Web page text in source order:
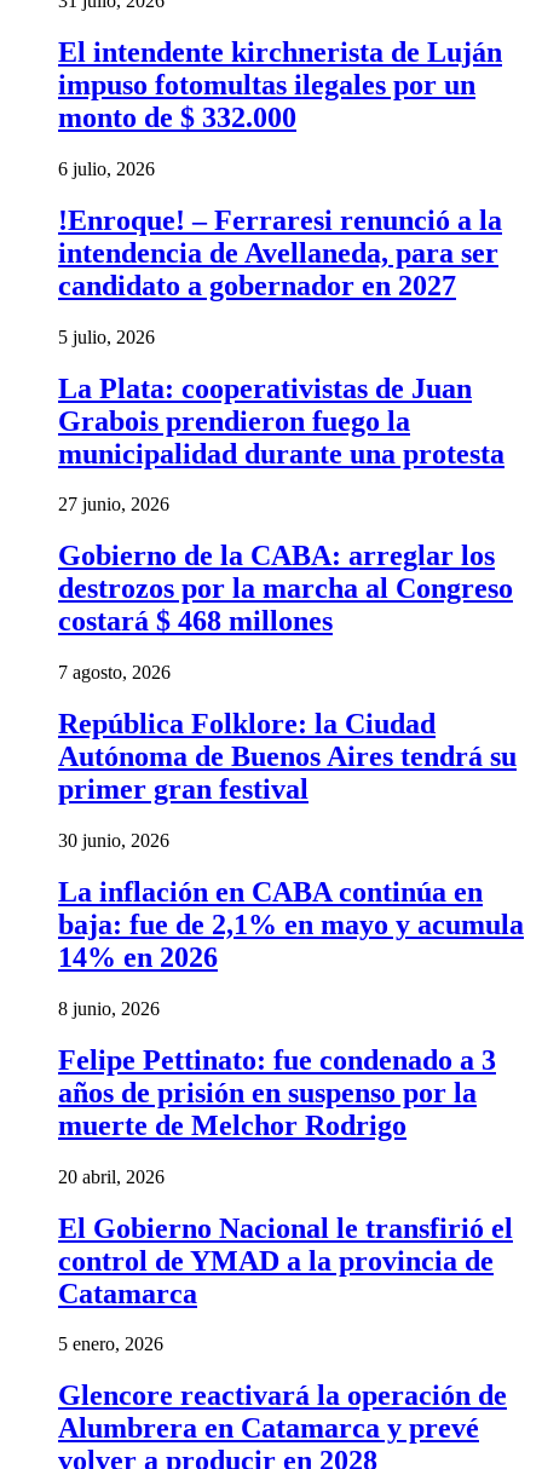
El intendente kirchnerista de Luján
impuso fotomultas ilegales por un
monto de $ 332.000
6 julio, 2026
!Enroque! – Ferraresi renunció a la
intendencia de Avellaneda, para ser
candidato a gobernador en 2027
5 julio, 2026
La Plata: cooperativistas de Juan
Grabois prendieron fuego la
municipalidad durante una protesta
27 junio, 2026
Gobierno de la CABA: arreglar los
destrozos por la marcha al Congreso
costará $ 468 millones
7 agosto, 2026
República Folklore: la Ciudad
Autónoma de Buenos Aires tendrá su
primer gran festival
30 junio, 2026
La inflación en CABA continúa en
baja: fue de 2,1% en mayo y acumula
14% en 2026
8 junio, 2026
Felipe Pettinato: fue condenado a 3
años de prisión en suspenso por la
muerte de Melchor Rodrigo
20 abril, 2026
El Gobierno Nacional le transfirió el
control de YMAD a la provincia de
Catamarca
5 enero, 2026
Glencore reactivará la operación de
Alumbrera en Catamarca y prevé
volver a producir en 2028